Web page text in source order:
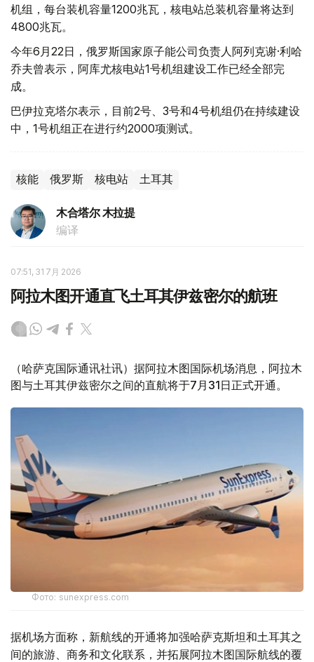
机组，每台装机容量1200兆瓦，核电站总装机容量将达到
4800兆瓦。
今年6月22日，俄罗斯国家原子能公司负责人阿列克谢·利哈
乔夫曾表示，阿库尤核电站1号机组建设工作已经全部完
成。
巴伊拉克塔尔表示，目前2号、3号和4号机组仍在持续建设
中，1号机组正在进行约2000项测试。
核能 俄罗斯 核电站 土耳其
木合塔尔 木拉提
编译
07:51, 31 7月 2026
阿拉木图开通直飞土耳其伊兹密尔的航班
（哈萨克国际通讯社讯）据阿拉木图国际机场消息，阿拉木
图与土耳其伊兹密尔之间的直航将于7月31日正式开通。
Фото: sunexpress.com
据机场方面称，新航线的开通将加强哈萨克斯坦和土耳其之
间的旅游、商务和文化联系，并拓展阿拉木图国际航线的覆